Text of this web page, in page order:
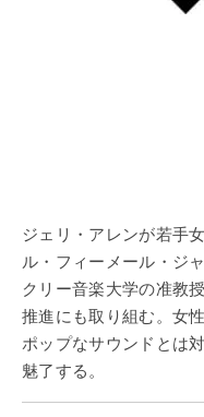
ジェリ・アレンが若手
ル・フィーメール・ジ
クリー音楽大学の准教
推進にも取り組む。女
ポップなサウンドとは
魅了する。